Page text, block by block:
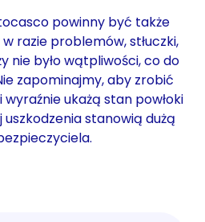
powinny być także
razie problemów, stłuczki,
nie było wątpliwości, co do
zapominajmy, aby zrobić
ukażą stan powłoki
uszkodzenia stanowią dużą